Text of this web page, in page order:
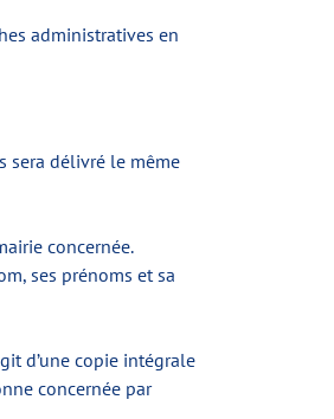
administratives en
sera délivré le même
concernée.
ses prénoms et sa
d’une copie intégrale
concernée par